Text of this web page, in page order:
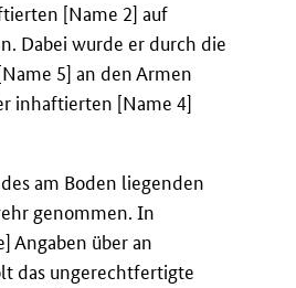
[Name 2] auf
Dabei wurde er durch die
5] an den Armen
inhaftierten [Name 4]
am Boden liegenden
genommen. In
Angaben über an
das ungerechtfertigte